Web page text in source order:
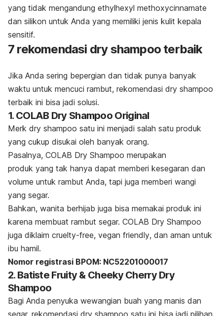
yang tidak mengandung ethylhexyl methoxycinnamate
dan silikon untuk Anda yang memiliki jenis kulit kepala
sensitif.
7 rekomendasi dry shampoo terbaik
Jika Anda sering bepergian dan tidak punya banyak
waktu untuk mencuci rambut, rekomendasi dry shampoo
terbaik ini bisa jadi solusi.
1. COLAB Dry Shampoo Original
Merk dry shampoo satu ini menjadi salah satu produk
yang cukup disukai oleh banyak orang.
Pasalnya, COLAB Dry Shampoo merupakan
produk yang tak hanya dapat memberi kesegaran dan
volume untuk rambut Anda, tapi juga memberi wangi
yang segar.
Bahkan, wanita berhijab juga bisa memakai produk ini
karena membuat rambut segar. COLAB Dry Shampoo
juga diklaim cruelty-free, vegan friendly, dan aman untuk
ibu hamil.
Nomor registrasi BPOM: NC52201000017
2. Batiste Fruity & Cheeky Cherry Dry
Shampoo
Bagi Anda penyuka wewangian buah yang manis dan
segar, rekomendasi dry shampoo satu ini bisa jadi pilihan